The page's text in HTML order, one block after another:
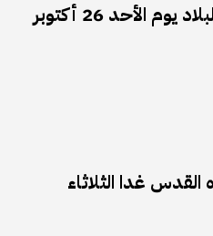
بدء التوقيت الشتوي في البلاد يوم الأحد 26 أكتوبر